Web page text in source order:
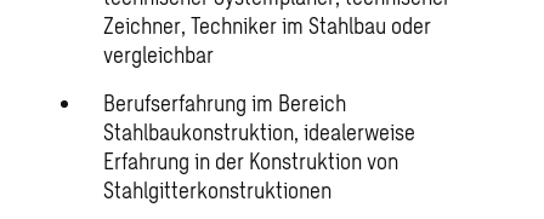
Zeichner, Techniker im Stahlbau oder
vergleichbar
Berufserfahrung im Bereich
Stahlbaukonstruktion, idealerweise
Erfahrung in der Konstruktion von
Stahlgitterkonstruktionen